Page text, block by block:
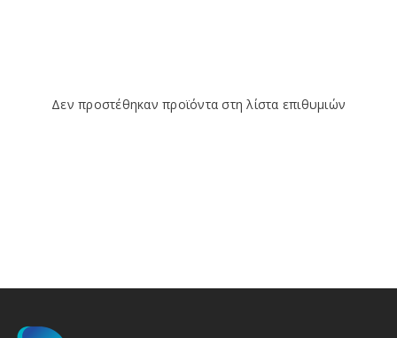
Δεν προστέθηκαν προϊόντα στη λίστα επιθυμιών